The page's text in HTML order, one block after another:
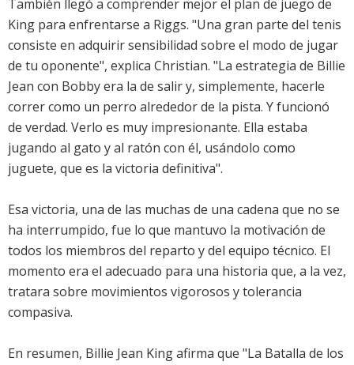
También llegó a comprender mejor el plan de juego de
King para enfrentarse a Riggs. "Una gran parte del tenis
consiste en adquirir sensibilidad sobre el modo de jugar
de tu oponente", explica Christian. "La estrategia de Billie
Jean con Bobby era la de salir y, simplemente, hacerle
correr como un perro alrededor de la pista. Y funcionó
de verdad. Verlo es muy impresionante. Ella estaba
jugando al gato y al ratón con él, usándolo como
juguete, que es la victoria definitiva".
Esa victoria, una de las muchas de una cadena que no se
ha interrumpido, fue lo que mantuvo la motivación de
todos los miembros del reparto y del equipo técnico. El
momento era el adecuado para una historia que, a la vez,
tratara sobre movimientos vigorosos y tolerancia
compasiva.
En resumen, Billie Jean King afirma que "La Batalla de los